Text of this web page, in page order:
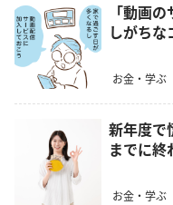
「動画
しがちな
お金・学ぶ
新年度で
までに終
お金・学ぶ